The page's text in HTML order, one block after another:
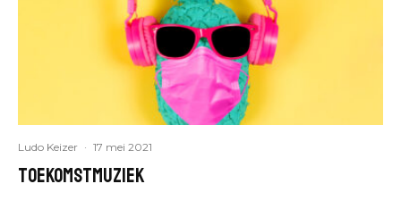
Ludo Keizer · 17 mei 2021
Toekomstmuziek